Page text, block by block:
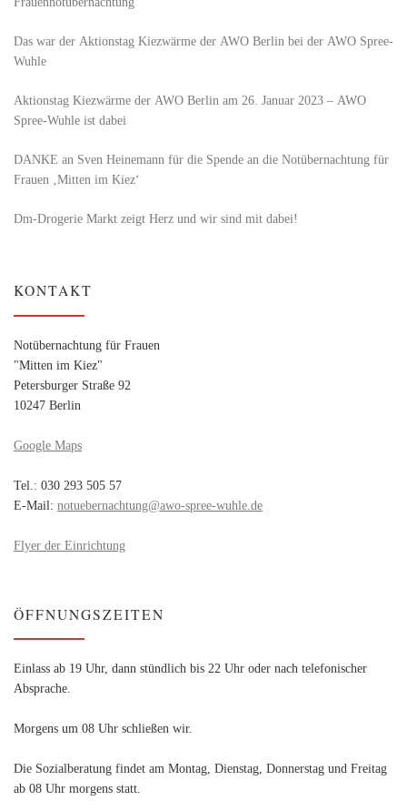
Das war der Aktionstag Kiezwärme der AWO Berlin bei der AWO Spree-
Wuhle
Aktionstag Kiezwärme der AWO Berlin am 26. Januar 2023 – AWO
Spree-Wuhle ist dabei
DANKE an Sven Heinemann für die Spende an die Notübernachtung für
Frauen ‚Mitten im Kiez‘
Dm-Drogerie Markt zeigt Herz und wir sind mit dabei!
KONTAKT
Notübernachtung für Frauen
"Mitten im Kiez"
Petersburger Straße 92
10247 Berlin
Google Maps
Tel.: 030 293 505 57
E-Mail: notuebernachtung@awo-spree-wuhle.de
Flyer der Einrichtung
ÖFFNUNGSZEITEN
Einlass ab 19 Uhr, dann stündlich bis 22 Uhr oder nach telefonischer
Absprache.
Morgens um 08 Uhr schließen wir.
Die Sozialberatung findet am Montag, Dienstag, Donnerstag und Freitag
ab 08 Uhr morgens statt.